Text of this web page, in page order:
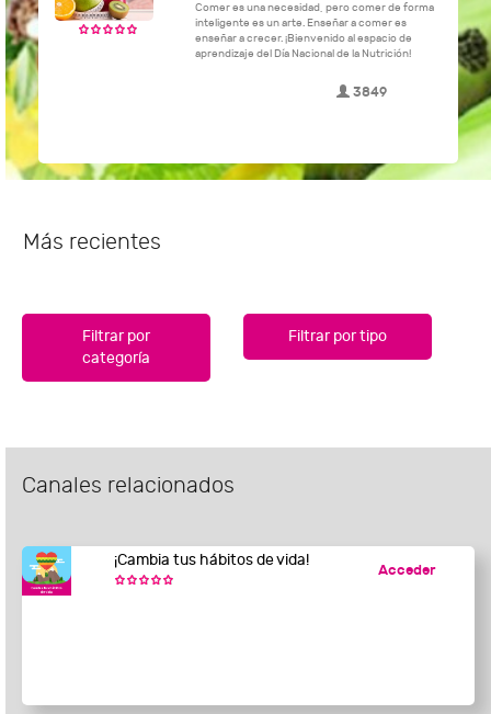
Comer es una necesidad, pero comer de forma
inteligente es un arte. Enseñar a comer es
enseñar a crecer. ¡Bienvenido al espacio de
aprendizaje del Día Nacional de la Nutrición!
3849
Más recientes
Filtrar por
categoría
Filtrar por tipo
Canales relacionados
¡Cambia tus hábitos de vida!
Acceder